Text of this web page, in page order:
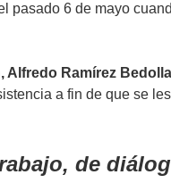
pasado 6 de mayo
Alfredo Ramírez
a fin de que se
de